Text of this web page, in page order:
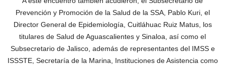
Prevención y Promoción de la Salud de la SSA, Pablo Kuri, el
Director General de Epidemiología, Cuitláhuac Ruiz Matus, los
titulares de Salud de Aguascalientes y Sinaloa, así como el
Subsecretario de Jalisco, además de representantes del IMSS e
ISSSTE, Secretaría de la Marina, Instituciones de Asistencia como